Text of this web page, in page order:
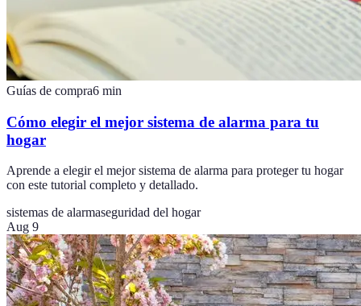
Guías de compra6 min
Cómo elegir el mejor sistema de alarma para tu
hogar
Aprende a elegir el mejor sistema de alarma para proteger tu hogar
con este tutorial completo y detallado.
sistemas de alarmaseguridad del hogar
Aug 9